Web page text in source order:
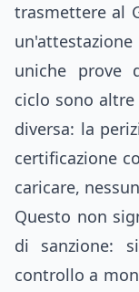
trasmettere al
uniche prove
ciclo sono
diversa: la
certificazione
caricare,
Questo non
di sanzione:
controllo a